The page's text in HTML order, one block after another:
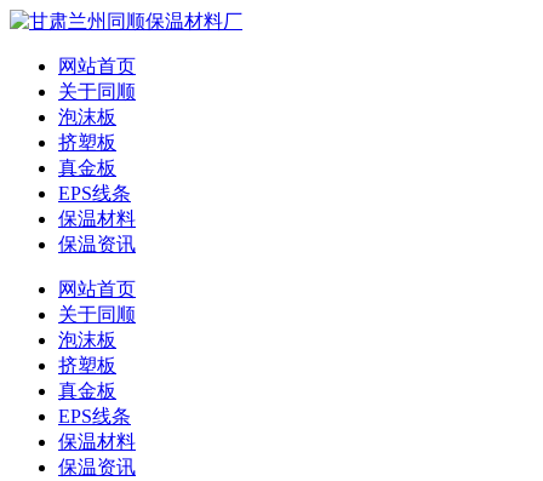
网站首页
关于同顺
泡沫板
挤塑板
真金板
EPS线条
保温材料
保温资讯
网站首页
关于同顺
泡沫板
挤塑板
真金板
EPS线条
保温材料
保温资讯